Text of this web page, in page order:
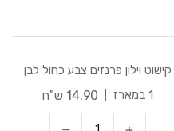
קישוט וילון פרנזים צבע כחול לבן
1 במארז
14.90 ש"ח